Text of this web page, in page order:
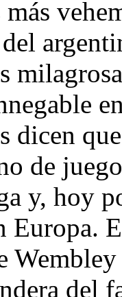
dicen
de
y, hoy
Europa.